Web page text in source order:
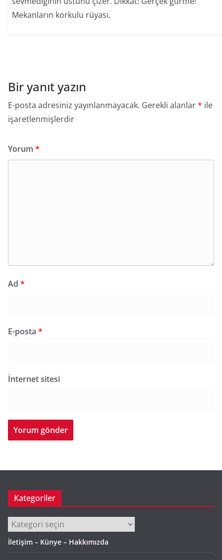
Mekanların korkulu rüyası.
Bir yanıt yazın
E-posta adresiniz yayınlanmayacak. Gerekli alanlar* ile
işaretlenmişlerdir
Yorum *
Ad *
E-posta *
İnternet sitesi
Kategoriler
Kategoriler
İletişim – Künye – Hakkımızda